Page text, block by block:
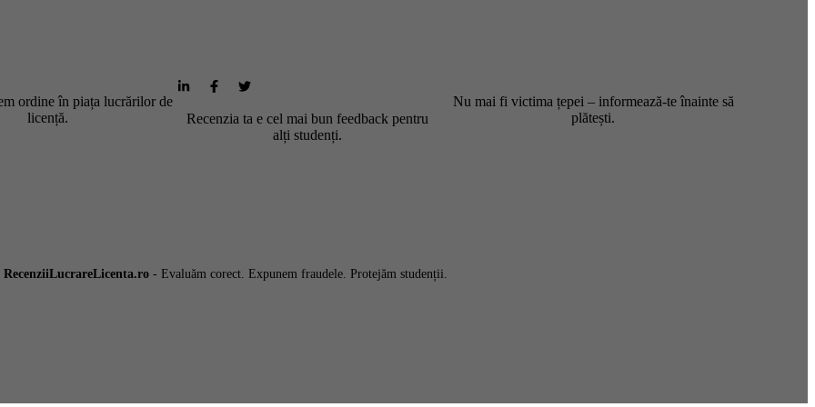
ordine în piața lucrărilor de
licență.
Recenzia ta e cel mai bun feedback pentru
alți studenți.
Nu mai fi victima țepei – informează-te înainte să
plătești.
RecenziiLucrareLicenta.ro- Evaluăm corect. Expunem fraudele. Protejăm studenții.